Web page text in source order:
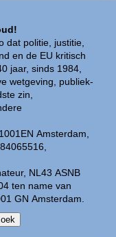
dat politie, justitie,
en de EU kritisch
jaar, sinds 1984,
wetgeving, publiek-
zin,
Amsterdam,
NL43 ASNB
ten name van
GN Amsterdam.